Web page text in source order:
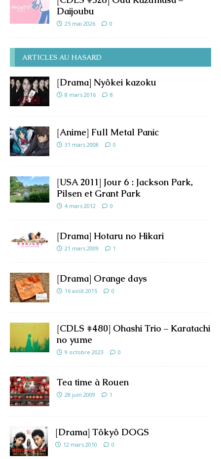
Daijoubu
25 mai 2026 0
ARTICLES AU HASARD
[Drama] Nyôkei kazoku
8 mars 2016 8
[Anime] Full Metal Panic
31 mars 2008 0
[USA 2011] Jour 6 : Jackson Park,
Pilsen et Grant Park
4 mars 2012 0
[Drama] Hotaru no Hikari
21 mars 2009 1
[Drama] Orange days
16 août 2015 0
[CDLS #480] Ohashi Trio – Karatachi
no yume
9 octobre 2023 0
Tea time à Rouen
28 juin 2009 1
[Drama] Tôkyô DOGS
12 mars 2010 0